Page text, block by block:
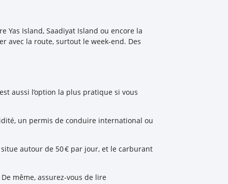
Island, Saadiyat Island ou encore la
avec la route, surtout le week-end. Des
aussi l’option la plus pratique si vous
un permis de conduire international ou
autour de 50 € par jour, et le carburant
même, assurez-vous de lire